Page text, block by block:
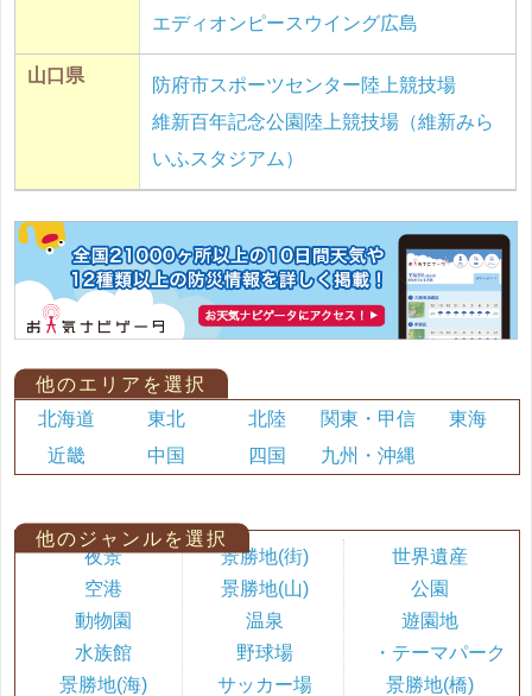
エディオンピースウイング広島
山口県
防府市スポーツセンター陸上競技場
維新百年記念公園陸上競技場（維新みら
いふスタジアム）
他のエリアを選択
北海道
東北 北陸 関東・甲信
東海
近畿
中国 四国 九州・沖縄
他のジャンルを選択
夜景
空港
動物園
水族館
景勝地(海)
景勝地(街)
景勝地(山)
温泉
野球場
サッカー場
世界遺産
公園
遊園地
・テーマパーク
景勝地(橋)